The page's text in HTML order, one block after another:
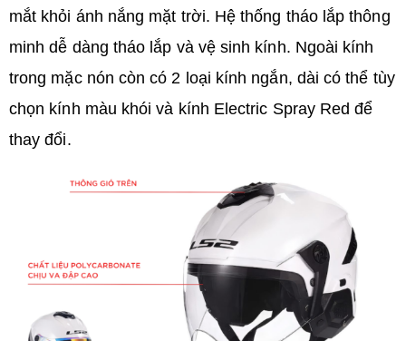
mắt khỏi ánh nắng mặt trời. Hệ thống tháo lắp thông
minh dễ dàng tháo lắp và vệ sinh kính. Ngoài kính
trong mặc nón còn có 2 loại kính ngắn, dài có thể tùy
chọn kính màu khói và kính Electric Spray Red để
thay đổi.